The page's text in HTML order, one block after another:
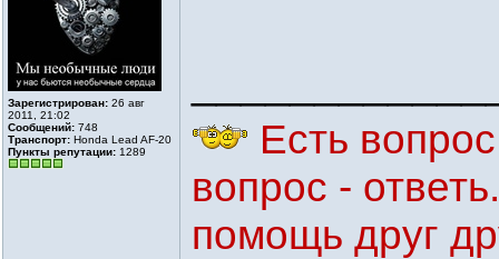
Зарегистрирован: 26 авг
2011, 21:02
Сообщений: 748
Транспорт: Honda Lead AF-20
Пункты репутации: 1289
Есть
вопрос -
помощь друг